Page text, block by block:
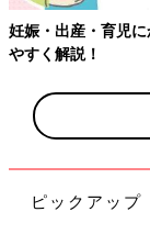
妊娠・出産・育児
やすく解説！
ピックアップ